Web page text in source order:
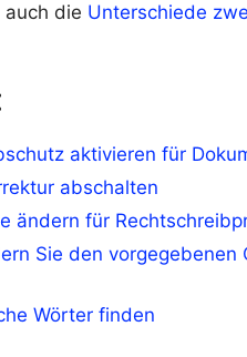
auch die Unterschiede
aktivieren für
abschalten
ändern für
Sie den vorgegebenen
Wörter finden